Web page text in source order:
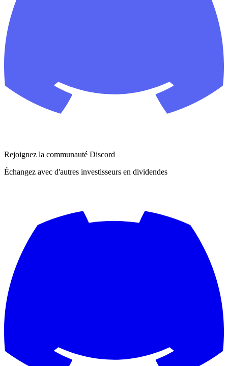
Rejoignez la communauté Discord
Échangez avec d'autres investisseurs en dividendes